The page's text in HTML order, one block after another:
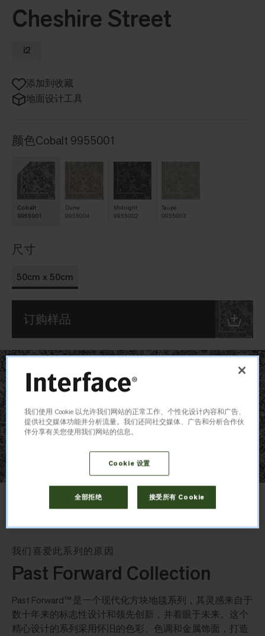
无方向
Cheshire Street
i2
添加到收藏
地面设计工具
颜色Cobalt 9955001
Cobalt
9955001
Dune
9955004
Midnight
9955002
Taupe
9955003
尺寸
50cm x 50cm
订购样品
我们喜爱此系列的原因
Past Forward Collection
Past Forward™ 是一个现代化方块地毯系列，其灵感来自于
数十年来的标志性设计和领先创新，并着眼于未来。这个
精心设计的系列采用怀旧的色彩、色调和金属饰面，打造
我们使用 Cookie 以允许我们网站的正常工作、个性化设计内容和广告、
提供社交媒体功能并分析流量。我们还同社交媒体、广告和分析合作伙
伴分享有关您使用我们网站的信息。
Cookie 设置
全部拒绝 接受所有 Cookie